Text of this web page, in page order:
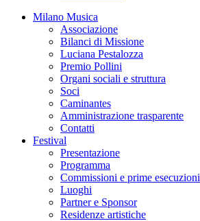
Milano Musica
Associazione
Bilanci di Missione
Luciana Pestalozza
Premio Pollini
Organi sociali e struttura
Soci
Caminantes
Amministrazione trasparente
Contatti
Festival
Presentazione
Programma
Commissioni e prime esecuzioni
Luoghi
Partner e Sponsor
Residenze artistiche